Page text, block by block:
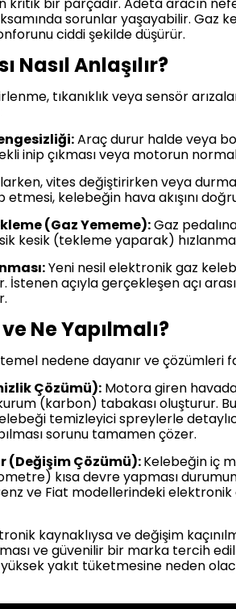
kritik bir parçadır. Adeta aracın
sorunlar yaşayabilir. Gaz
ciddi şekilde düşürür.
Nasıl Anlaşılır?
tıkanıklık veya sensör
Araç durur halde veya
inip çıkması veya motorun
vites değiştirirken veya
etmesi, kelebeğin hava akışını
(Gaz Yememe):Gaz
kesik (tekleme yaparak)
Yeni nesil elektronik gaz
açıyla gerçekleşen açı
Ne Yapılmalı?
nedene dayanır ve çözümleri
Çözümü): Motora giren
(karbon) tabakası oluşturur.
temizleyici spreylerle
sorunu tamamen çözer.
(Değişim Çözümü):Kelebeğin iç
kısa devre yapması
ve Fiat modellerindeki
kaynaklıysa ve değişim
ve güvenilir bir marka tercih
yakıt tüketmesine neden